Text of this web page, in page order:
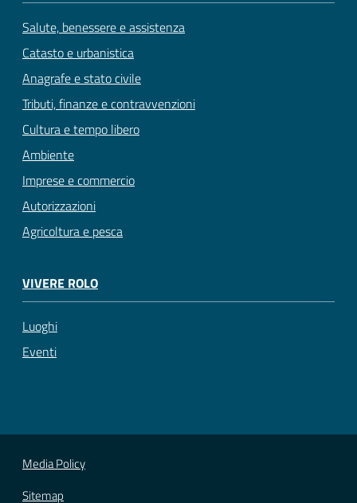
Salute, benessere e assistenza
Catasto e urbanistica
Anagrafe e stato civile
Tributi, finanze e contravvenzioni
Cultura e tempo libero
Ambiente
Imprese e commercio
Autorizzazioni
Agricoltura e pesca
VIVERE ROLO
Luoghi
Eventi
Media Policy
Sitemap